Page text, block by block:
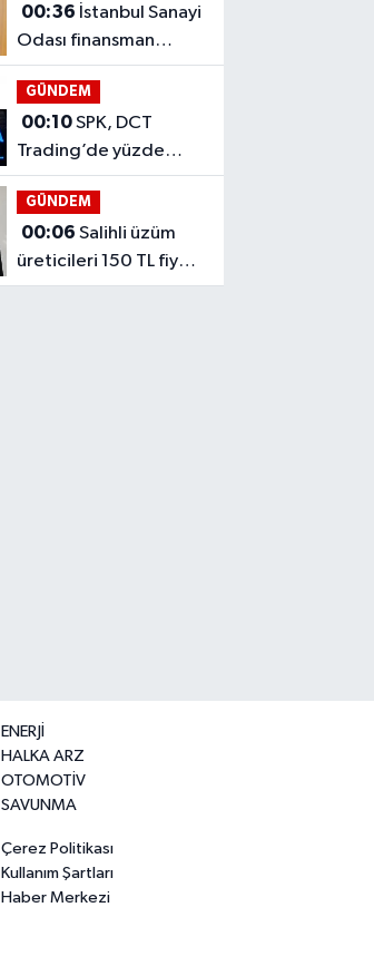
00:36
Odası finansman
yapısının değişmesini
istedi
GÜNDEM
00:10SPK, DCT
Trading’de yüzde
10’luk pay satışına
onay vermedi
GÜNDEM
00:06 Salihli üzüm
üreticileri 150 TL fiyat
istiyor
ENERJİ
HALKA ARZ
OTOMOTİV
SAVUNMA
Çerez Politikası
Kullanım Şartları
Haber Merkezi